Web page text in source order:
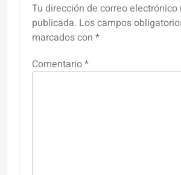
Tu dirección de correo electrónico
publicada. Los campos
marcados con *
Comentario*